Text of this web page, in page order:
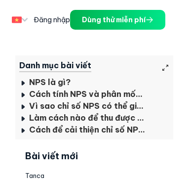
Đăng nhập Dùng thử miễn phí
Danh mục bài viết
NPS là gì?
Cách tính NPS và phân mốc hiệu quả
Vì sao chỉ số NPS có thể giúp doanh nghiệp tăng hiệu quả kinh doanh
Làm cách nào để thu được dữ liệu NPS từ khách hàng của bạn
Cách để cải thiện chỉ số NPS là gì?
Bài viết mới
Tanca